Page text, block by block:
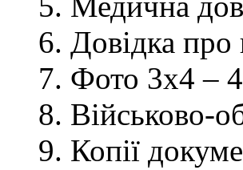
Довідка про
Фото 3х4 –
Військово-
Копії